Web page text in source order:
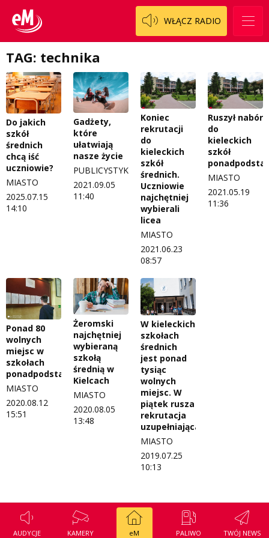
WŁĄCZ RADIO
Staszowski
Włoszczowski
Cały ten sport
Dzieciaki Cudaki
Fascynująca nauka
Historia na fali
Modna kultura
OdNowa
Pacjent, którego nie zapomnę
Pasjonaci
Piąta strona świata
Weekend z blondynką
W starych Kielcach
Wszystko w temacie
Koncert życzeń
O nas
Regulamin programu Patron
Zespół
Logo do pobrania
Regulamin konkursów
Regulamin przesyłania materiałów
Regulamin sklepu internetowego
Polityka prywatności
ZNAJDZIESZ NAS TAKŻE NA
AUDYCJE KAMERY eM PALIWO TWÓJ NEWS
TAG: technika
Do jakich
szkół
średnich
chcą iść
uczniowie?
MIASTO
2025.07.15
14:10
Gadżety,
które
ułatwiają
nasze życie
PUBLICYSTYKA
2021.09.05
11:40
Koniec
rekrutacji
do
kieleckich
szkół
średnich.
Uczniowie
najchętniej
wybierali
licea
MIASTO
2021.06.23
08:57
Ruszył nabór
do
kieleckich
szkół
MIASTO
2021.05.19
11:36
Ponad 80
wolnych
miejsc w
szkołach
ponadpodstawowych
MIASTO
2020.08.12
15:51
Żeromski
najchętniej
wybieraną
szkołą
średnią w
Kielcach
MIASTO
2020.08.05
13:48
W kieleckich
szkołach
średnich
jest ponad
tysiąc
wolnych
miejsc. W
piątek rusza
rekrutacja
uzupełniająca
MIASTO
2019.07.25
10:13